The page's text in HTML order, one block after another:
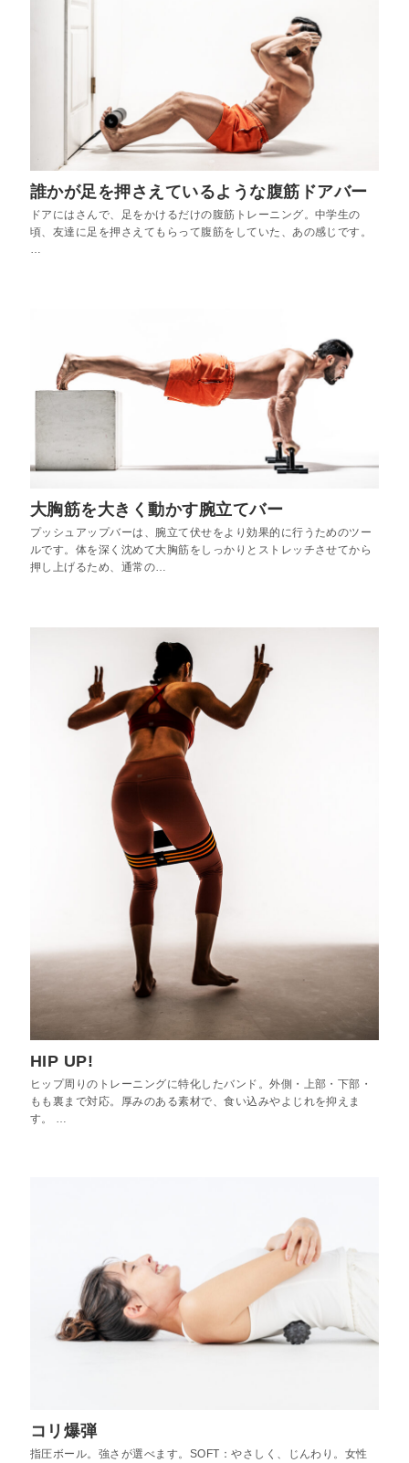
誰かが足を押さえているような腹筋ドアバー
ドアにはさんで、足をかけるだけの腹筋トレーニング。中学生の
頃、友達に足を押さえてもらって腹筋をしていた、あの感じです。
大胸筋を大きく動かす腕立てバー
プッシュアップバーは、腕立て伏せをより効果的に行うためのツー
ルです。体を深く沈めて大胸筋をしっかりとストレッチさせてから
押し上げるため、通常の…
HIP UP!
ヒップ周りのトレーニングに特化したバンド。外側・上部・下部・
もも裏まで対応。厚みのある素材で、食い込みやよじれを抑えま
す。 …
コリ爆弾
指圧ボール。強さが選べます。SOFT：やさしく、じんわり。女性